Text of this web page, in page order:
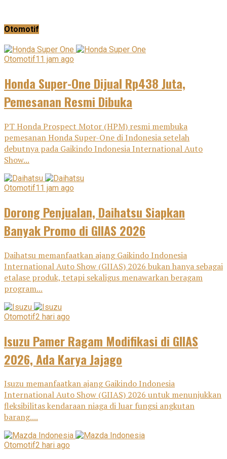
Otomotif
Otomotif11 jam ago
Honda Super-One Dijual Rp438 Juta,
Pemesanan Resmi Dibuka
PT Honda Prospect Motor (HPM) resmi membuka
pemesanan Honda Super-One di Indonesia setelah
debutnya pada Gaikindo Indonesia International Auto
Show...
Otomotif11 jam ago
Dorong Penjualan, Daihatsu Siapkan
Banyak Promo di GIIAS 2026
Daihatsu memanfaatkan ajang Gaikindo Indonesia
International Auto Show (GIIAS) 2026 bukan hanya sebagai
etalase produk, tetapi sekaligus menawarkan beragam
program...
Otomotif2 hari ago
Isuzu Pamer Ragam Modifikasi di GIIAS
2026, Ada Karya Jajago
Isuzu memanfaatkan ajang Gaikindo Indonesia
International Auto Show (GIIAS) 2026 untuk menunjukkan
fleksibilitas kendaraan niaga di luar fungsi angkutan
barang....
Otomotif2 hari ago